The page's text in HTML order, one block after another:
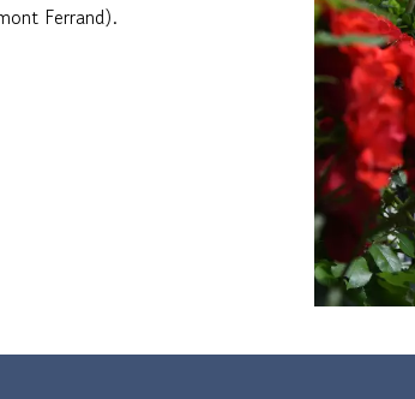
Ferrand).